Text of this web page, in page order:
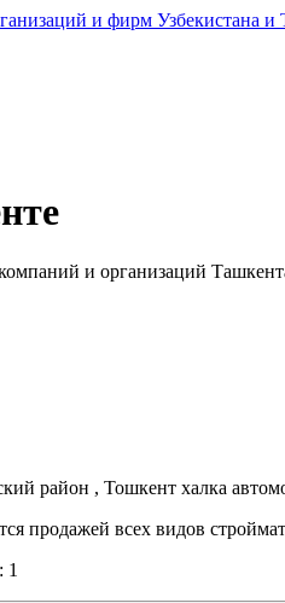
и организаций
район , Тошкент халка
продажей всех видов
: 1